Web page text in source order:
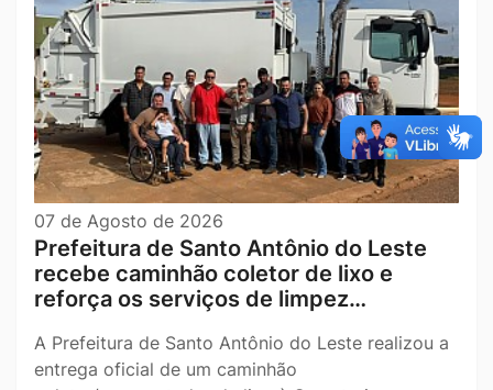
07 de Agosto de 2026
Prefeitura de Santo Antônio do Leste
recebe caminhão coletor de lixo e
reforça os serviços de limpez…
A Prefeitura de Santo Antônio do Leste realizou a
entrega oficial de um caminhão